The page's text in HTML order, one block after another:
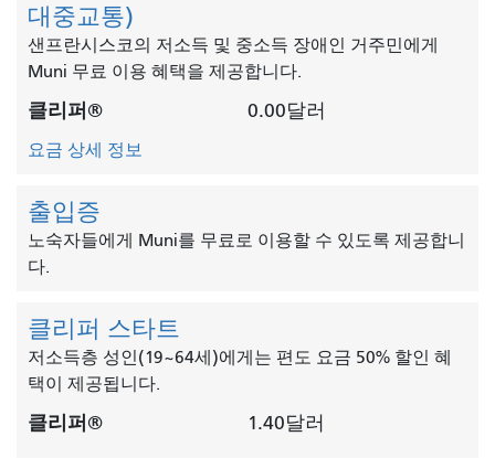
대중교통)
샌프란시스코의 저소득 및 중소득 장애인 거주민에게
Muni 무료 이용 혜택을 제공합니다.
클리퍼® 0.00달러
요금 상세 정보
출입증
노숙자들에게 Muni를 무료로 이용할 수 있도록 제공합니
다.
클리퍼 스타트
저소득층 성인(19~64세)에게는 편도 요금 50% 할인 혜
택이 제공됩니다.
클리퍼® 1.40달러